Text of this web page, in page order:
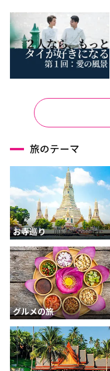
旅のテーマ
お寺巡り
グルメの旅